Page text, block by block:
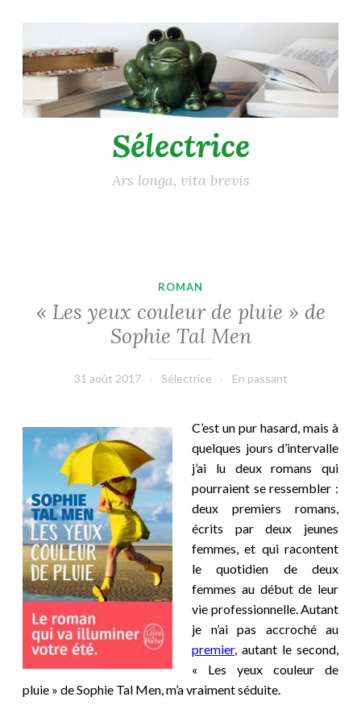
au
contenu
principal
Sélectrice
Ars longa, vita brevis
ROMAN
« Les yeux couleur de pluie » de
Sophie Tal Men
31 août 2017 Sélectrice En passant
C’est un pur hasard, mais à
quelques jours d’intervalle
j’ai lu deux romans qui
pourraient se ressembler :
deux premiers romans,
écrits par deux jeunes
femmes, et qui racontent
le quotidien de deux
femmes au début de leur
vie professionnelle. Autant
je n’ai pas accroché au
premier, autant le second,
« Les yeux couleur de
pluie » de Sophie Tal Men, m’a vraiment séduite.